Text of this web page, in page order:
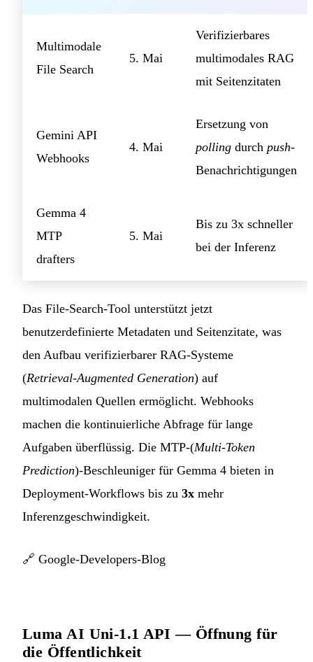
Multimodale
File Search
5. Mai
Verifizierbares
multimodales RAG
mit Seitenzitaten
Gemini API
Webhooks
4. Mai
Ersetzung von
polling durch push-
Benachrichtigungen
Gemma 4
MTP
drafters
5. Mai
Bis zu 3x schneller
bei der Inferenz
Das File-Search-Tool unterstützt jetzt
benutzerdefinierte Metadaten und Seitenzitate, was
den Aufbau verifizierbarer RAG-Systeme
(Retrieval-Augmented Generation) auf
multimodalen Quellen ermöglicht. Webhooks
machen die kontinuierliche Abfrage für lange
Aufgaben überflüssig. Die MTP-(Multi-Token
Prediction)-Beschleuniger für Gemma 4 bieten in
Deployment-Workflows bis zu 3x mehr
Inferenzgeschwindigkeit.
🔗 Google-Developers-Blog
Luma AI Uni-1.1 API — Öffnung für
die Öffentlichkeit